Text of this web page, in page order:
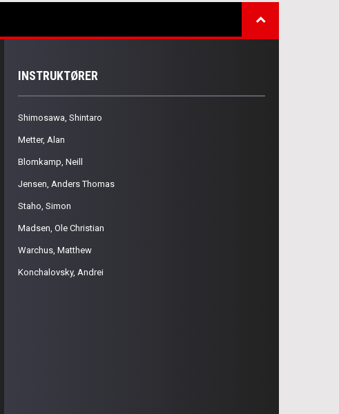
INSTRUKTØRER
Shimosawa, Shintaro
Metter, Alan
Blomkamp, Neill
Jensen, Anders Thomas
Staho, Simon
Madsen, Ole Christian
Warchus, Matthew
Konchalovsky, Andrei